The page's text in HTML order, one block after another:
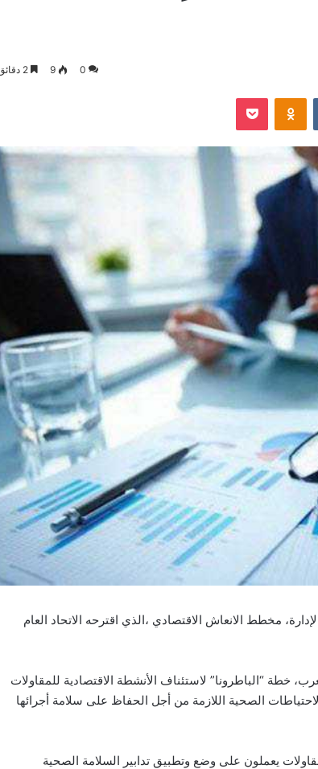
0
9
مخطط الانعاش الاقتصادي ،الذي اقترحه الاتحاد العام
خطة “الباطرونا” لاستئناف الأنشطة الاقتصادية للمقاولات
الاحتياطات الصحية اللازمة من أجل الحفاظ على سلامة أجرائها
يعملون على وضع وتطبيق تدابير السلامة الصحية